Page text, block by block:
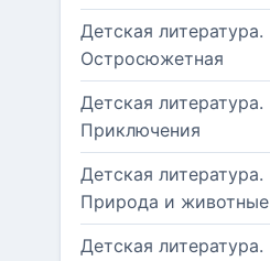
Детская литература.
Остросюжетная
Детская литература.
Приключения
Детская литература.
Природа и животные
Детская литература.